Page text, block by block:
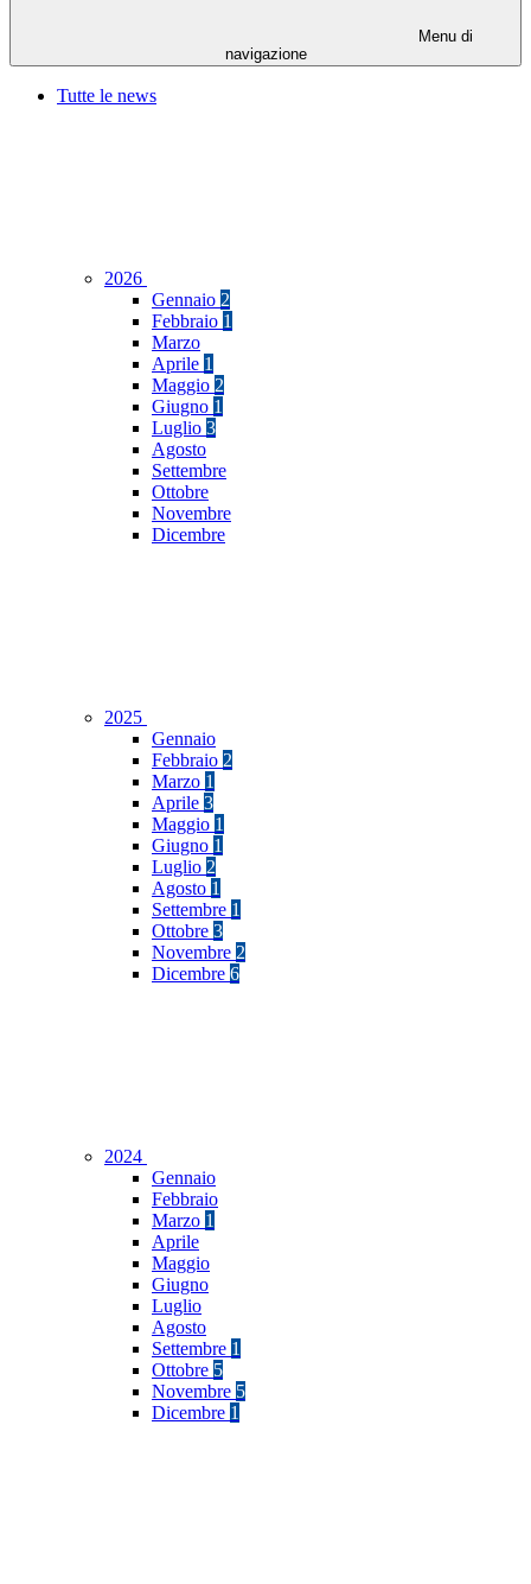
Menu di
navigazione
Tutte le news
2026
Gennaio 2
Febbraio 1
Marzo
Aprile 1
Maggio 2
Giugno 1
Luglio 3
Agosto
Settembre
Ottobre
Novembre
Dicembre
2025
Gennaio
Febbraio 2
Marzo 1
Aprile 3
Maggio 1
Giugno 1
Luglio 2
Agosto 1
Settembre 1
Ottobre 3
Novembre 2
Dicembre 6
2024
Gennaio
Febbraio
Marzo 1
Aprile
Maggio
Giugno
Luglio
Agosto
Settembre 1
Ottobre 5
Novembre 5
Dicembre 1